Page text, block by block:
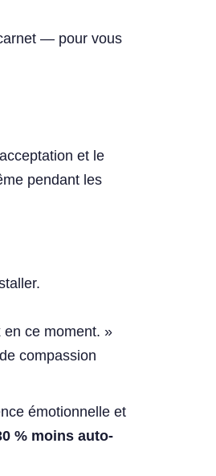
— pour vous
et le
pendant les
ce moment. »
compassion
émotionnelle et
% moins auto-